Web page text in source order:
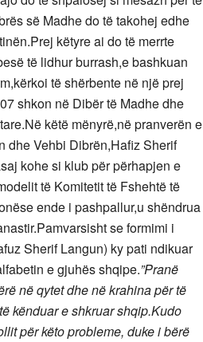
së Madhe do të takohej edhe
këtyre ai do të merrte
të lidhur burrash,e bashkuan
të shërbente në një prej
shkon në Dibër të Madhe dhe
këtë mënyrë,në pranverën e
dhe Vehbi Dibrën,Hafiz Sherif
kohe si klub për përhapjen e
të Komitetit të Fshehtë të
ende i pashpallur,u shëndrua
se formimi i
Sherif Langun) ky pati ndikuar
e gjuhës shqipe.”Pranë
në qytet dhe në krahina për të
kënduar e shkruar shqip.Kudo
për këto probleme, duke i bërë